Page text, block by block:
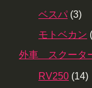
ベスパ (3)
モトベカン
外車 スクータ
RV250 (14)